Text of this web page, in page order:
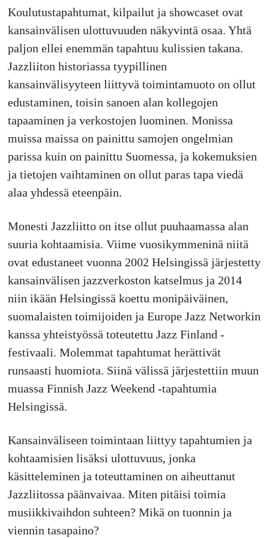
Koulutustapahtumat, kilpailut ja showcaset ovat
kansainvälisen ulottuvuuden näkyvintä osaa. Yhtä
paljon ellei enemmän tapahtuu kulissien takana.
Jazzliiton historiassa tyypillinen
kansainvälisyyteen liittyvä toimintamuoto on ollut
edustaminen, toisin sanoen alan kollegojen
tapaaminen ja verkostojen luominen. Monissa
muissa maissa on painittu samojen ongelmian
parissa kuin on painittu Suomessa, ja kokemuksien
ja tietojen vaihtaminen on ollut paras tapa viedä
alaa yhdessä eteenpäin.
Monesti Jazzliitto on itse ollut puuhaamassa alan
suuria kohtaamisia. Viime vuosikymmeninä niitä
ovat edustaneet vuonna 2002 Helsingissä järjestetty
kansainvälisen jazzverkoston katselmus ja 2014
niin ikään Helsingissä koettu monipäiväinen,
suomalaisten toimijoiden ja Europe Jazz Networkin
kanssa yhteistyössä toteutettu Jazz Finland -
festivaali. Molemmat tapahtumat herättivät
runsaasti huomiota. Siinä välissä järjestettiin muun
muassa Finnish Jazz Weekend -tapahtumia
Helsingissä.
Kansainväliseen toimintaan liittyy tapahtumien ja
kohtaamisien lisäksi ulottuvuus, jonka
käsitteleminen ja toteuttaminen on aiheuttanut
Jazzliitossa päänvaivaa. Miten pitäisi toimia
musiikkivaihdon suhteen? Mikä on tuonnin ja
viennin tasapaino?